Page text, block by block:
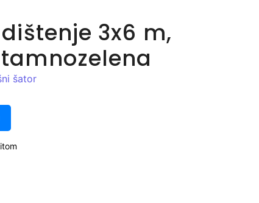
3x6 m,
šator